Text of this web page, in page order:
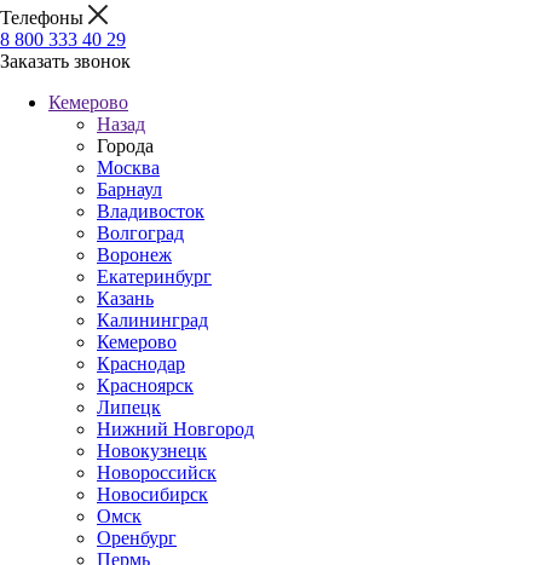
Телефоны
8 800 333 40 29
Заказать звонок
Кемерово
Назад
Города
Москва
Барнаул
Владивосток
Волгоград
Воронеж
Екатеринбург
Казань
Калининград
Кемерово
Краснодар
Красноярск
Липецк
Нижний Новгород
Новокузнецк
Новороссийск
Новосибирск
Омск
Оренбург
Пермь